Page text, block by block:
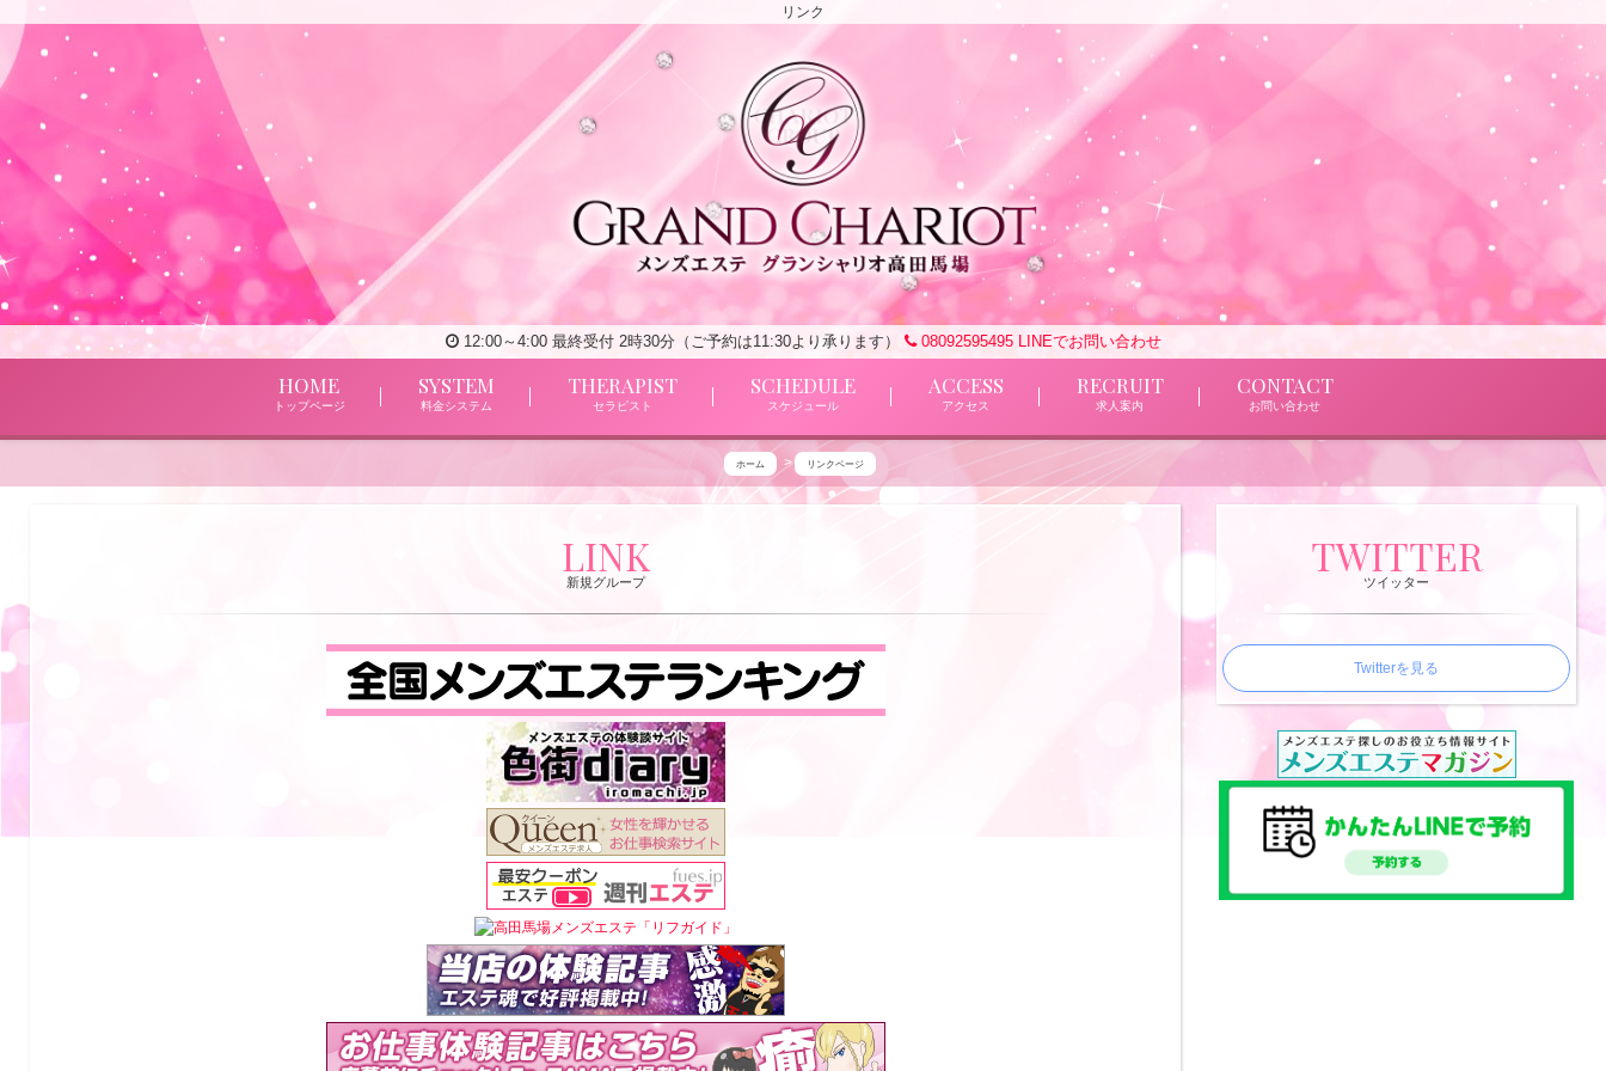
リンク
12:00～4:00 最終受付 2時30分（ご予約は11:30より承ります） 08092595495 LINEでお問い合わせ
HOME
トップページ
SYSTEM
料金システム
THERAPIST
セラピスト
SCHEDULE
スケジュール
ACCESS
アクセス
RECRUIT
求人案内
CONTACT
お問い合わせ
ホーム リンクページ
馬
場
ャ
LINK
新規グループ
TWITTER
ツイッター
Twitterを見る